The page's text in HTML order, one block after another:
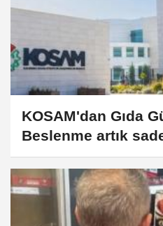
KOSAM'dan Gıda
Beslenme artık
stratejik bir alan!